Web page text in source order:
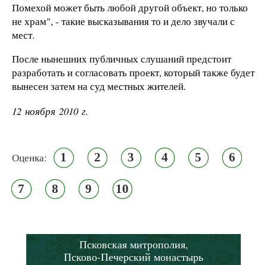
Помехой может быть любой другой объект, но только
не храм", - такие высказывания то и дело звучали с
мест.
После нынешних публичных слушаний предстоит
разработать и согласовать проект, который также будет
вынесен затем на суд местных жителей.
12 ноября 2010 г.
Оценка: 1 2 3 4 5 6
7 8 9 10
Псковская митрополия,
Псково-Печерский монастырь